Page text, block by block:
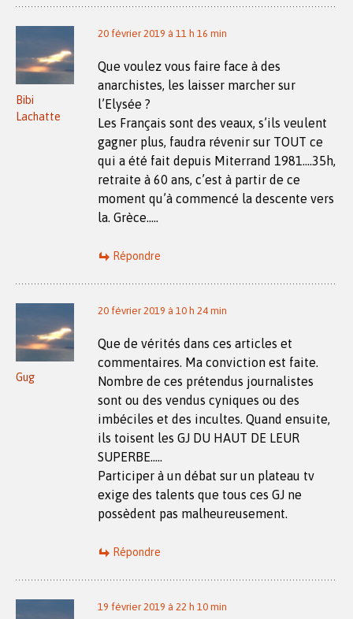
Bibi
Lachatte
20 février 2019 à 11 h 16 min
Que voulez vous faire face à des
anarchistes, les laisser marcher sur
l’Elysée ?
Les Français sont des veaux, s’ils veulent
gagner plus, faudra révenir sur TOUT ce
qui a été fait depuis Miterrand 1981….35h,
retraite à 60 ans, c’est à partir de ce
moment qu’à commencé la descente vers
la. Grèce…..
Répondre
Gug
20 février 2019 à 10 h 24 min
Que de vérités dans ces articles et
commentaires. Ma conviction est faite.
Nombre de ces prétendus journalistes
sont ou des vendus cyniques ou des
imbéciles et des incultes. Quand ensuite,
ils toisent les GJ DU HAUT DE LEUR
SUPERBE…..
Participer à un débat sur un plateau tv
exige des talents que tous ces GJ ne
possèdent pas malheureusement.
Répondre
19 février 2019 à 22 h 10 min